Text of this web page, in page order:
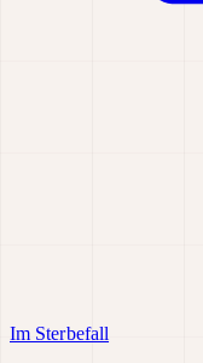
Im Sterbefall